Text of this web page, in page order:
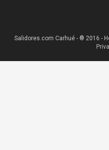
Salidores.com Carhué - ® 2016 -